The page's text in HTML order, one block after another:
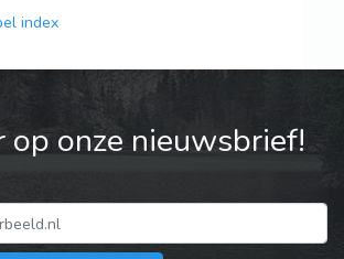
index
op onze nieuwsbrief!